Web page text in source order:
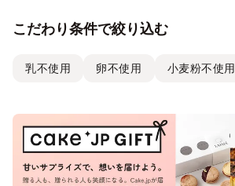
こだわり条件で絞り込む
乳不使用 卵不使用 小麦粉不使用